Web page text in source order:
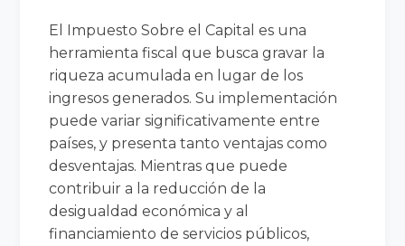
El Impuesto Sobre el Capital es una
herramienta fiscal que busca gravar la
riqueza acumulada en lugar de los
ingresos generados. Su implementación
puede variar significativamente entre
países, y presenta tanto ventajas como
desventajas. Mientras que puede
contribuir a la reducción de la
desigualdad económica y al
financiamiento de servicios públicos,